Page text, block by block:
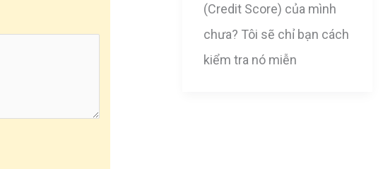
(Credit Score) của mình
chưa? Tôi sẽ chỉ bạn cách
kiểm tra nó miễn